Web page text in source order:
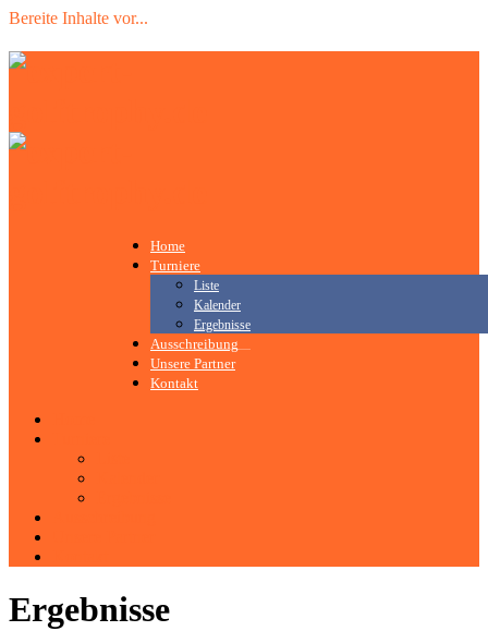
Bereite Inhalte vor...
Home
Turniere
Liste
Kalender
Ergebnisse
Ausschreibung
Unsere Partner
Kontakt
Ergebnisse